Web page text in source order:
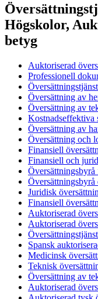
Högskolor,
betyg
Auktoriserad
Professionell
Översättning av
Översättning av
Kostnadseffektiva
Översättning av
Översättning och
Finansiell
Finansiell och
Översättningsbyrå
Juridisk
Finansiell
Auktoriserad
Auktoriserad
Spansk
Medicinsk
Teknisk
Översättning av
Auktoriserad